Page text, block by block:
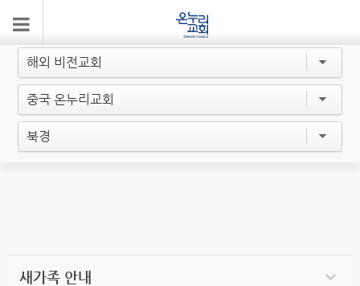
약도/주차
해외 비전교회
중국 온누리교회
북경
새가족 안내